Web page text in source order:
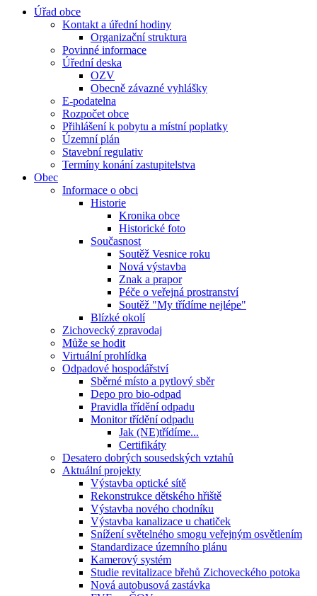
Úřad obce
Kontakt a úřední hodiny
Organizační struktura
Povinné informace
Úřední deska
OZV
Obecně závazné vyhlášky
E-podatelna
Rozpočet obce
Přihlášení k pobytu a místní poplatky
Územní plán
Stavební regulativ
Termíny konání zastupitelstva
Obec
Informace o obci
Historie
Kronika obce
Historické foto
Současnost
Soutěž Vesnice roku
Nová výstavba
Znak a prapor
Péče o veřejná prostranství
Soutěž "My třídíme nejlépe"
Blízké okolí
Zichovecký zpravodaj
Může se hodit
Virtuální prohlídka
Odpadové hospodářství
Sběrné místo a pytlový sběr
Depo pro bio-odpad
Pravidla třídění odpadu
Monitor třídění odpadu
Jak (NE)třídíme...
Certifikáty
Desatero dobrých sousedských vztahů
Aktuální projekty
Výstavba optické sítě
Rekonstrukce dětského hřiště
Výstavba nového chodníku
Výstavba kanalizace u chatiček
Snížení světelného smogu veřejným osvětlením
Standardizace územního plánu
Kamerový systém
Studie revitalizace břehů Zichoveckého potoka
Nová autobusová zastávka